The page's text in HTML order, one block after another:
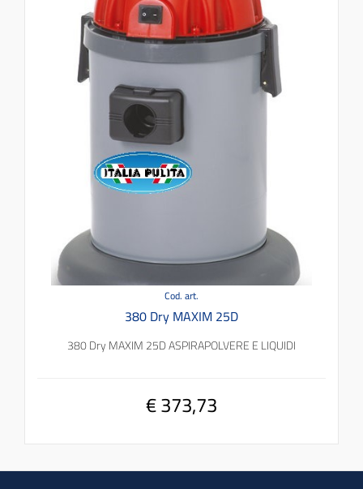
Cod. art.
380 Dry MAXIM 25D
380 Dry MAXIM 25D ASPIRAPOLVERE E LIQUIDI
€ 373,73